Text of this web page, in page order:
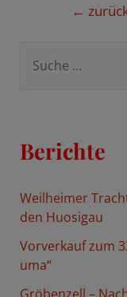
←
e
n
Berichte
Weilheimer
den Huosigau
Vorverkauf zum
uma“